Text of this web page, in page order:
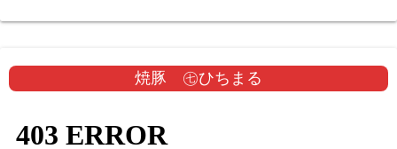
焼豚 ㊆ひちまる